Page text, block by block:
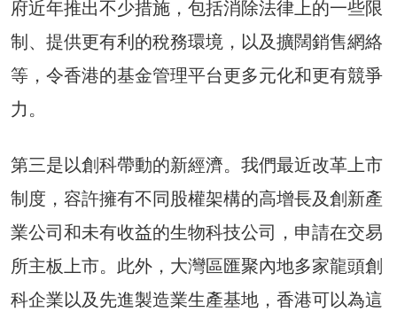
府近年推出不少措施，包括消除法律上的一些限
制、提供更有利的稅務環境，以及擴闊銷售網絡
等，令香港的基金管理平台更多元化和更有競爭
力。
第三是以創科帶動的新經濟。我們最近改革上市
制度，容許擁有不同股權架構的高增長及創新產
業公司和未有收益的生物科技公司，申請在交易
所主板上市。此外，大灣區匯聚內地多家龍頭創
科企業以及先進製造業生產基地，香港可以為這